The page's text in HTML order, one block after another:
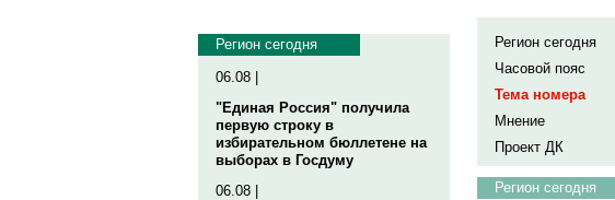
Регион сегодня
06.08 |
"Единая Россия" получила
первую строку в
избирательном бюллетене на
выборах в Госдуму
06.08 |
Регион сегодня
Часовой пояс
Тема номера
Мнение
Проект ДК
Регион сегодня